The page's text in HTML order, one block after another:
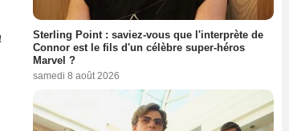
Sterling Point : saviez-vous que l'interprète de
Connor est le fils d'un célèbre super-héros
Marvel ?
samedi 8 août 2026